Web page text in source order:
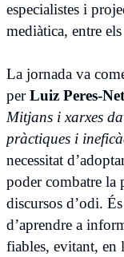
especialistes i
mediàtica, entre
La jornada va
per Luiz Peres-
Mitjans i xarxes
pràctiques i
necessitat
poder combatre la
discursos d’odi.
d’aprendre a
fiables, evitant, en